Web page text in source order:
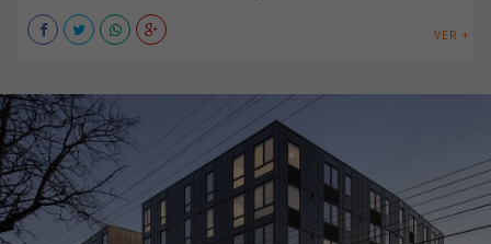
VER +